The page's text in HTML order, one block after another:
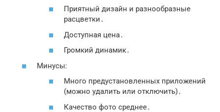
Приятный дизайн и разнообразные
расцветки․
Доступная цена․
Громкий динамик․
Минусы:
Много предустановленных приложений
(можно удалить или отключить)․
Качество фото среднее․